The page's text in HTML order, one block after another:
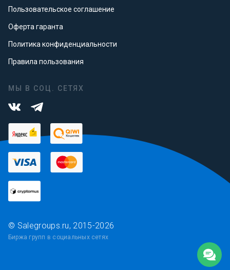
Пользовательское соглашение
Оферта гаранта
Политика конфиденциальности
Правила пользования
МЫ В СОЦ. СЕТЯХ
© Salegroups.ru, 2015-2026
Биржа групп в социальных сетях